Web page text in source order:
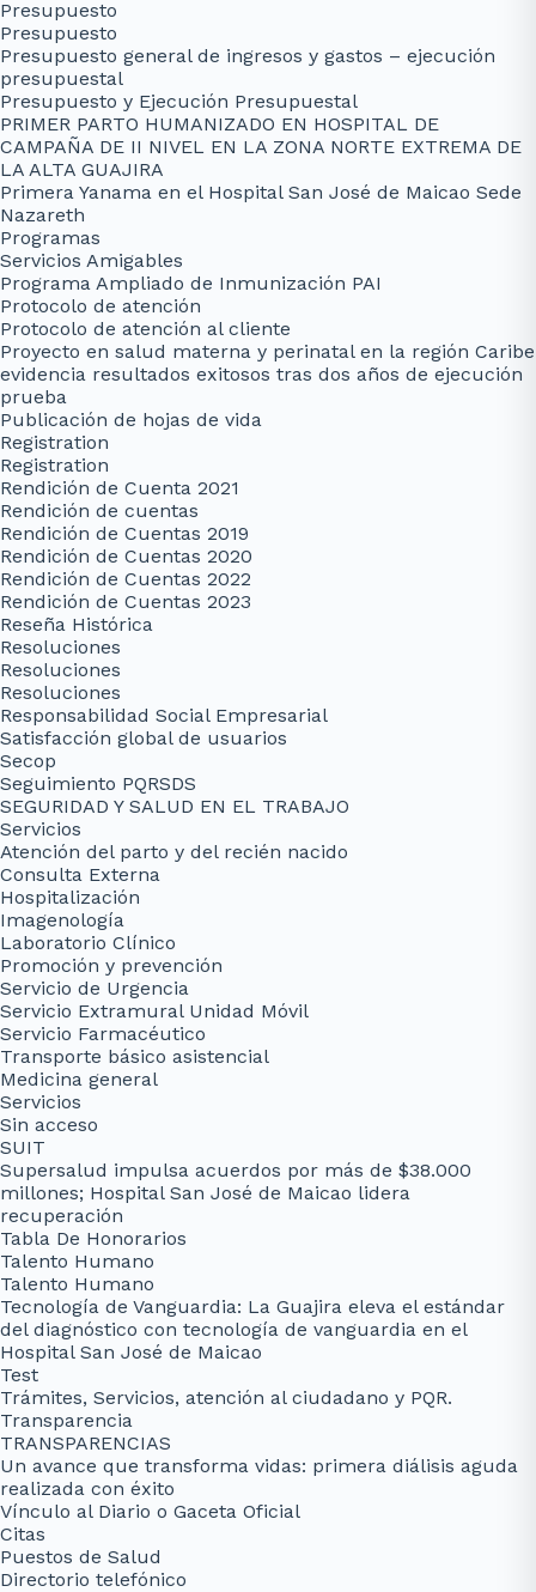
Presupuesto
Presupuesto
Presupuesto general de ingresos y gastos – ejecución
presupuestal
Presupuesto y Ejecución Presupuestal
PRIMER PARTO HUMANIZADO EN HOSPITAL DE
CAMPAÑA DE II NIVEL EN LA ZONA NORTE EXTREMA DE
LA ALTA GUAJIRA
Primera Yanama en el Hospital San José de Maicao Sede
Nazareth
Programas
Servicios Amigables
Programa Ampliado de Inmunización PAI
Protocolo de atención
Protocolo de atención al cliente
Proyecto en salud materna y perinatal en la región Caribe
evidencia resultados exitosos tras dos años de ejecución
prueba
Publicación de hojas de vida
Registration
Registration
Rendición de Cuenta 2021
Rendición de cuentas
Rendición de Cuentas 2019
Rendición de Cuentas 2020
Rendición de Cuentas 2022
Rendición de Cuentas 2023
Reseña Histórica
Resoluciones
Resoluciones
Resoluciones
Responsabilidad Social Empresarial
Satisfacción global de usuarios
Secop
Seguimiento PQRSDS
SEGURIDAD Y SALUD EN EL TRABAJO
Servicios
Atención del parto y del recién nacido
Consulta Externa
Hospitalización
Imagenología
Laboratorio Clínico
Promoción y prevención
Servicio de Urgencia
Servicio Extramural Unidad Móvil
Servicio Farmacéutico
Transporte básico asistencial
Medicina general
Servicios
Sin acceso
SUIT
Supersalud impulsa acuerdos por más de $38.000
millones; Hospital San José de Maicao lidera
recuperación
Tabla De Honorarios
Talento Humano
Talento Humano
Tecnología de Vanguardia: La Guajira eleva el estándar
del diagnóstico con tecnología de vanguardia en el
Hospital San José de Maicao
Test
Trámites, Servicios, atención al ciudadano y PQR.
Transparencia
TRANSPARENCIAS
Un avance que transforma vidas: primera diálisis aguda
realizada con éxito
Vínculo al Diario o Gaceta Oficial
Citas
Puestos de Salud
Directorio telefónico